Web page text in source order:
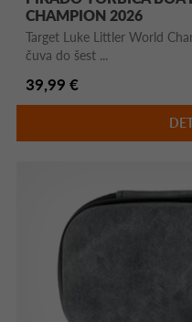
CHAMPION 2026
Target Luke Littler World
čuva do šest ...
39,99 €